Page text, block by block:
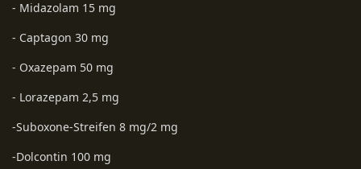
- Midazolam 15 mg
- Captagon 30 mg
- Oxazepam 50 mg
- Lorazepam 2,5 mg
-Suboxone-Streifen 8 mg/2 mg
-Dolcontin 100 mg